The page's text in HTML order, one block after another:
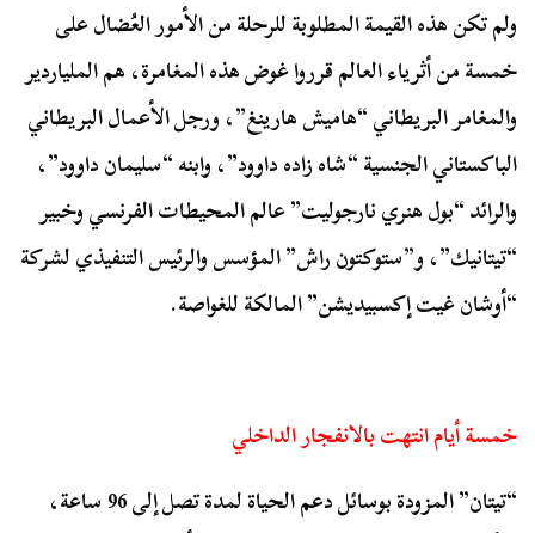
ولم تكن هذه القيمة المطلوبة للرحلة من الأمور العُضال على
خمسة من أثرياء العالم قرروا غوض هذه المغامرة، هم الملياردير
والمغامر البريطاني “هاميش هارينغ”، ورجل الأعمال البريطاني
الباكستاني الجنسية “شاه زاده داوود”، وابنه “سليمان داوود”،
والرائد “بول هنري نارجوليت” عالم المحيطات الفرنسي وخبير
“تيتانيك”، و”ستوكتون راش” المؤسس والرئيس التنفيذي لشركة
“أوشان غيت إكسبيديشن” المالكة للغواصة.
خمسة أيام انتهت بالانفجار الداخلي
“تيتان” المزودة بوسائل دعم الحياة لمدة تصل إلى 96 ساعة،